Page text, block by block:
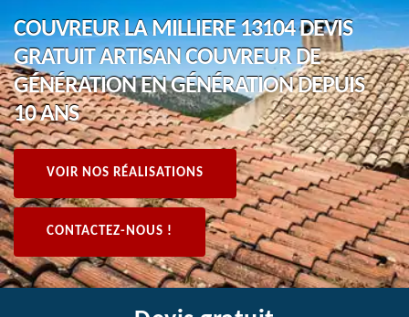
COUVREUR LA MILLIERE 13104 DEVIS
GRATUIT ARTISAN COUVREUR DE
GÉNÉRATION EN GÉNÉRATION DEPUIS
10 ANS
VOIR NOS RÉALISATIONS
CONTACTEZ-NOUS !